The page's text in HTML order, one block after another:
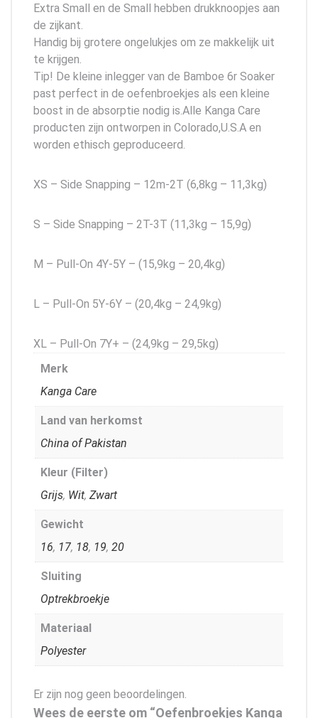
Extra Small en de Small hebben drukknoopjes aan
de zijkant.
Handig bij grotere ongelukjes om ze makkelijk uit
te krijgen.
Tip! De kleine inlegger van de Bamboe 6r Soaker
past perfect in de oefenbroekjes als een kleine
boost in de absorptie nodig is.Alle Kanga Care
producten zijn ontworpen in Colorado,U.S.A en
worden ethisch geproduceerd.
XS – Side Snapping – 12m-2T (6,8kg – 11,3kg)
S – Side Snapping – 2T-3T (11,3kg – 15,9g)
M – Pull-On 4Y-5Y – (15,9kg – 20,4kg)
L – Pull-On 5Y-6Y – (20,4kg – 24,9kg)
XL – Pull-On 7Y+ – (24,9kg – 29,5kg)
Merk
Kanga Care
Land van herkomst
China of Pakistan
Kleur (Filter)
Grijs, Wit, Zwart
Gewicht
16, 17, 18, 19, 20
Sluiting
Optrekbroekje
Materiaal
Polyester
Er zijn nog geen beoordelingen.
Wees de eerste om “Oefenbroekjes Kanga